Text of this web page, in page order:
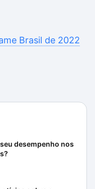
Brasil de 2022
desempenho nos